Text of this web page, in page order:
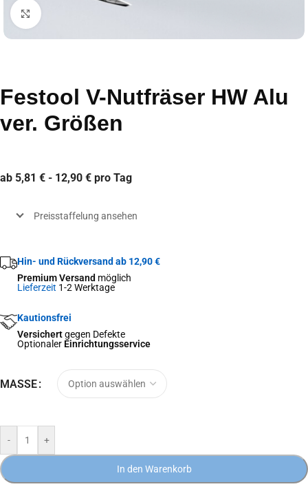
Click to enlarge
Festool V-Nutfräser HW Alu
ver. Größen
ab 5,81 € - 12,90 € pro Tag
Preisstaffelung ansehen
Hin- und Rückversand ab 12,90 €
Premium Versand möglich
Lieferzeit 1-2 Werktage
Kautionsfrei
Versichertgegen Defekte
Optionaler Einrichtungsservice
MASSE
- +
In den Warenkorb